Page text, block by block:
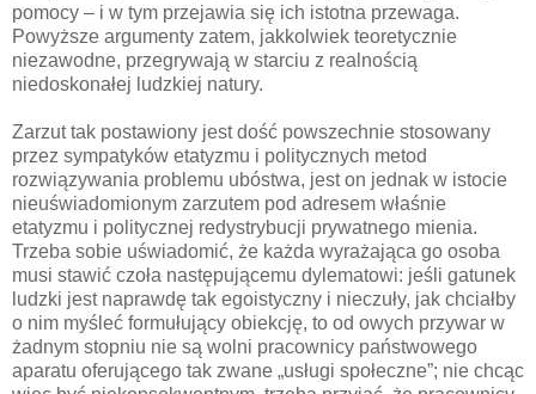
pomocy – i w tym przejawia się ich istotna przewaga.
Powyższe argumenty zatem, jakkolwiek teoretycznie
niezawodne, przegrywają w starciu z realnością
niedoskonałej ludzkiej natury.
Zarzut tak postawiony jest dość powszechnie stosowany
przez sympatyków etatyzmu i politycznych metod
rozwiązywania problemu ubóstwa, jest on jednak w istocie
nieuświadomionym zarzutem pod adresem właśnie
etatyzmu i politycznej redystrybucji prywatnego mienia.
Trzeba sobie uświadomić, że każda wyrażająca go osoba
musi stawić czoła następującemu dylematowi: jeśli gatunek
ludzki jest naprawdę tak egoistyczny i nieczuły, jak chciałby
o nim myśleć formułujący obiekcję, to od owych przywar w
żadnym stopniu nie są wolni pracownicy państwowego
aparatu oferującego tak zwane „usługi społeczne”; nie chcąc